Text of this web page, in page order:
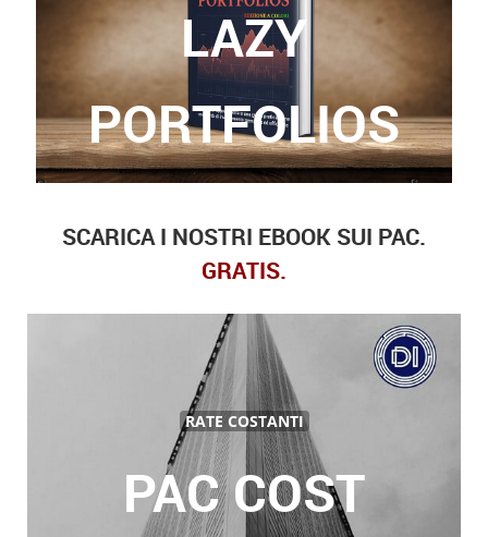
Grazie a questo libro, potrete finalmente trovare
le risposte a queste domande.
LAZY
PORTFOLIOS
SCARICA I NOSTRI EBOOK SUI PAC.
GRATIS.
RATE COSTANTI
PAC COST